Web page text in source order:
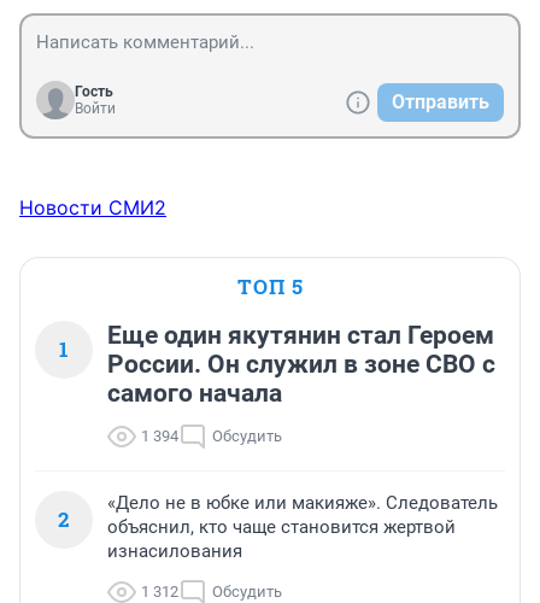
Гость
Войти
Отправить
Новости СМИ2
ТОП 5
1
Еще один якутянин стал Героем
России. Он служил в зоне СВО с
самого начала
1 394 Обсудить
2
«Дело не в юбке или макияже». Следователь
объяснил, кто чаще становится жертвой
изнасилования
1 312 Обсудить